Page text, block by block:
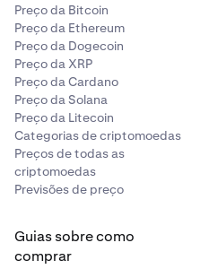
Preço da Bitcoin
Preço da Ethereum
Preço da Dogecoin
Preço da XRP
Preço da Cardano
Preço da Solana
Preço da Litecoin
Categorias de criptomoedas
Preços de todas as
criptomoedas
Previsões de preço
Guias sobre como
comprar